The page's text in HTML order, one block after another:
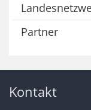
Partner
Kontakt